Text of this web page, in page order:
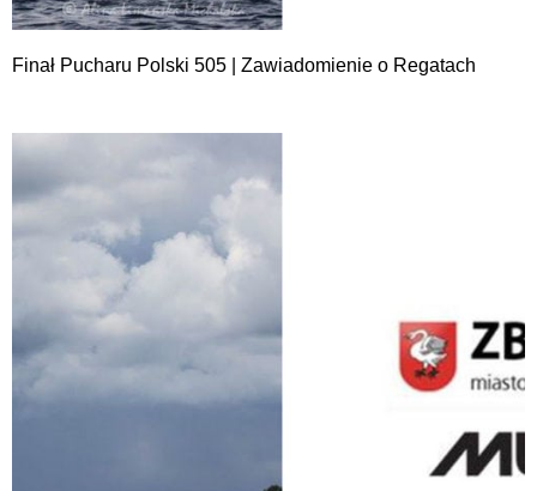
Finał Pucharu Polski 505 | Zawiadomienie o Regatach